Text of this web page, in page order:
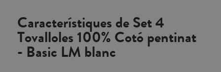
Característiques de Set 4
Tovalloles 100% Cotó pentinat
- Basic LM blanc